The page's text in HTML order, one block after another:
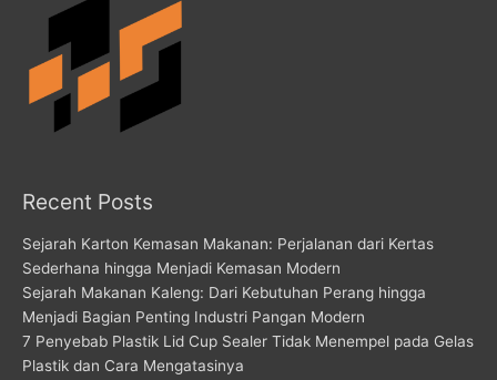
Recent Posts
Sejarah Karton Kemasan Makanan: Perjalanan dari Kertas
Sederhana hingga Menjadi Kemasan Modern
Sejarah Makanan Kaleng: Dari Kebutuhan Perang hingga
Menjadi Bagian Penting Industri Pangan Modern
7 Penyebab Plastik Lid Cup Sealer Tidak Menempel pada Gelas
Plastik dan Cara Mengatasinya